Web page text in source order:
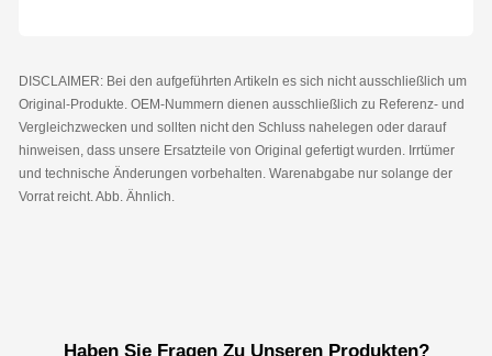
DISCLAIMER: Bei den aufgeführten Artikeln es sich nicht ausschließlich um
Original-Produkte. OEM-Nummern dienen ausschließlich zu Referenz- und
Vergleichzwecken und sollten nicht den Schluss nahelegen oder darauf
hinweisen, dass unsere Ersatzteile von Original gefertigt wurden. Irrtümer
und technische Änderungen vorbehalten. Warenabgabe nur solange der
Vorrat reicht. Abb. Ähnlich.
Haben Sie Fragen Zu Unseren Produkten?